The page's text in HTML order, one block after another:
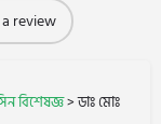
review
বিশেষজ্ঞ>ডাঃ মোঃ